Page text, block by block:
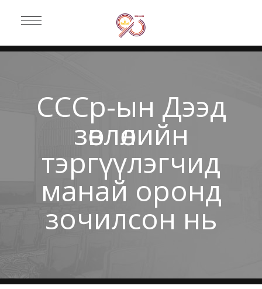
СССр-ын Дээд
зөвлөлийн
тэргүүлэгчид
манай оронд
зочилсон нь